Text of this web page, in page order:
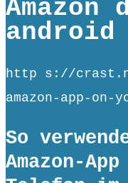
Amazon
android
http s://
amazon-app-on-
So
Amazon-